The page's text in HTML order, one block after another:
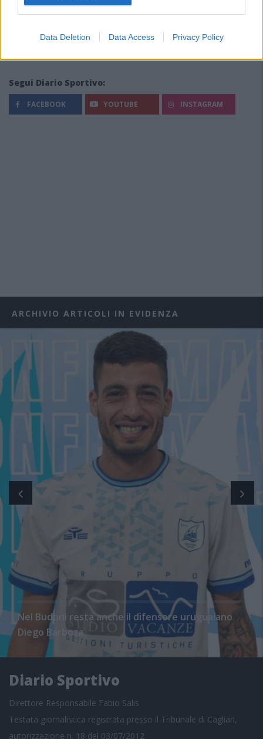
Data Deletion Data Access Privacy Policy
Segui Diario Sportivo:
FACEBOOK YOUTUBE INSTAGRAM
ARCHIVIO ARTICOLI IN EVIDENZA
Nel Budoni resta anche il difensore uruguaiano
Diego Barboza
Diario Sportivo
Direttore Responsabile Fabio Salis
Testata giornalistica registrata presso il Tribunale di Cagliari,
autorizzazione n. 18 del 03/07/2012